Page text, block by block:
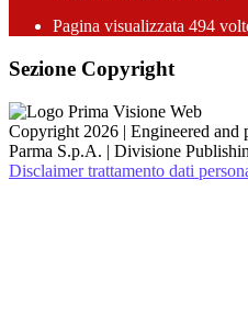
Pagina visualizzata 494
Sezione Copyright
Copyright 2026 | Engineered and
Parma S.p.A. | Divisione
Disclaimer trattamento dati